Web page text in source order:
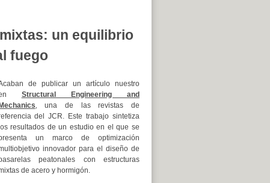
un equilibrio
fuego
de publicar un artículo nuestro
Structural Engineering and
Mechanics,una de las revistas de
del JCR. Este trabajo sintetiza
los resultados de un estudio en el que se
un marco de optimización
innovador para el diseño de
peatonales con estructuras
de acero y hormigón.